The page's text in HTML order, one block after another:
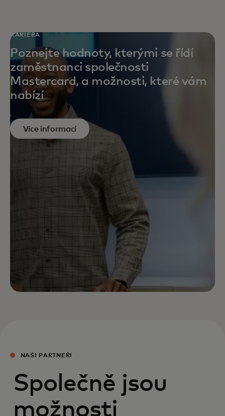
KARIÉRA
Poznejte hodnoty, kterými se řídí
zaměstnanci společnosti
Mastercard, a možnosti, které vám
nabízí
Více informací
NAŠI PARTNEŘI
Společně jsou
možnosti